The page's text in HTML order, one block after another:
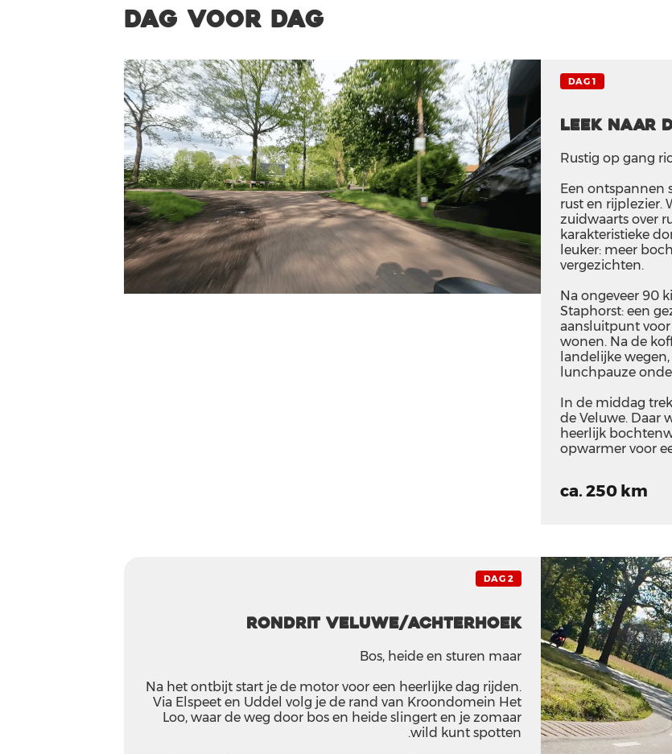
DAG VOOR DAG
DAG 1
Leek naar
Rustig op gang
Een ontspannen
rust en rijplezier.
zuidwaarts over
karakteristieke
leuker: meer
vergezichten.
Na ongeveer 90
Staphorst: een
aansluitpunt
wonen. Na de
landelijke
lunchpauze
In de middag
de Veluwe. Daar
heerlijk
opwarmer voor
ca. 250 km
DAG 2
Rondrit Veluwe/Achterhoek
Bos, heide en sturen maar
Na het ontbijt start je de motor voor een heerlijke dag rijden.
Via Elspeet en Uddel volg je de rand van Kroondomein Het
Loo, waar de weg door bos en heide slingert en je zomaar
wild kunt spotten.